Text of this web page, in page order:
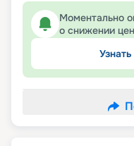
Моментально
о снижении